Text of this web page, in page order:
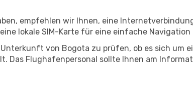
empfehlen wir Ihnen, eine
lokale SIM-Karte für eine einfache
von Bogota zu prüfen, ob es sich um
Das Flughafenpersonal sollte Ihnen am